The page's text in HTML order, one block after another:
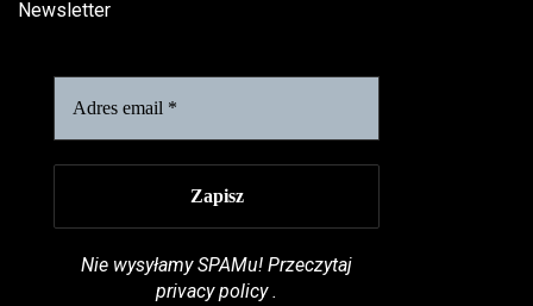
Newsletter
Nie wysyłamy SPAMu! Przeczytaj
privacy policy.